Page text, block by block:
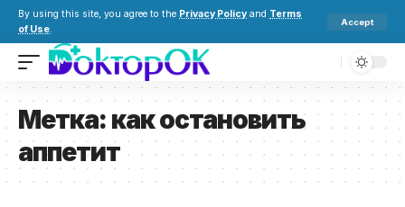
By using this site, you agree to the Privacy Policy and Terms
of Use.
Accept
Метка: как остановить
аппетит